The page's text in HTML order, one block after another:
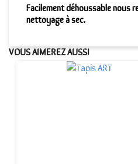
Facilement déhoussable nous
nettoyage à sec.
VOUS AIMEREZ AUSSI